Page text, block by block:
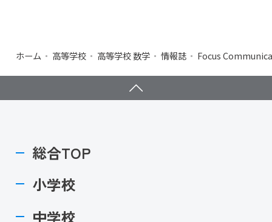
ホーム 高等学校 高等学校 数学 情報誌 Focus
総合TOP
小学校
中学校